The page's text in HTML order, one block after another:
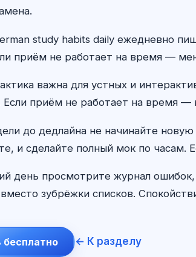
study habits daily ежедневно
приём не работает на время —
важна для устных и
приём не работает на время —
до дедлайна не начинайте
и сделайте полный мок по
день просмотрите журнал
зубрёжки списков.
бесплатно ← К разделу